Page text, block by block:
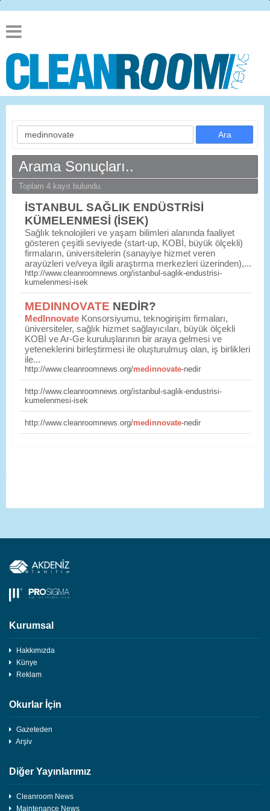
Arama Sonuçları..
Toplam 4 kayıt bulundu.
İSTANBUL SAĞLIK ENDÜSTRİSİ
KÜMELENMESİ (İSEK)
Sağlık teknolojileri ve yaşam bilimleri alanında faaliyet
gösteren çeşitli seviyede (start-up, KOBİ, büyük ölçekli)
firmaların, üniversitelerin (sanayiye hizmet veren
arayüzleri ve/veya ilgili araştırma merkezleri üzerinden),...
http://www.cleanroomnews.org/istanbul-saglik-endustrisi-
kumelenmesi-isek
MEDINNOVATE NEDİR?
MedInnovate Konsorsiyumu, teknogirişim firmaları,
üniversiteler, sağlık hizmet sağlayıcıları, büyük ölçekli
KOBİ ve Ar-Ge kuruluşlarının bir araya gelmesi ve
yeteneklerini birleştirmesi ile oluşturulmuş olan, iş birlikleri
ile...
http://www.cleanroomnews.org/medinnovate-nedir
http://www.cleanroomnews.org/istanbul-saglik-endustrisi-
kumelenmesi-isek
http://www.cleanroomnews.org/medinnovate-nedir
Kurumsal
Hakkımızda
Künye
Reklam
Okurlar İçin
Gazeteden
Arşiv
Diğer Yayınlarımız
Cleanroom News
Maintenance News